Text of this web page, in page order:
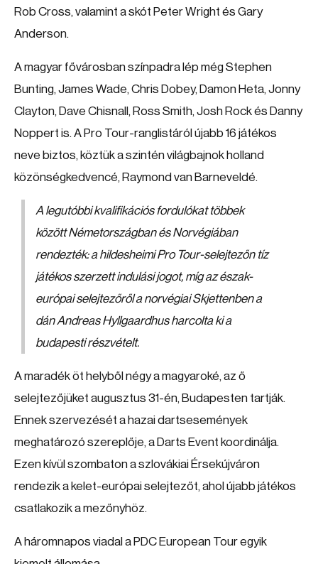
Rob Cross, valamint a skót Peter Wright és Gary
Anderson.
A magyar fővárosban színpadra lép még Stephen
Bunting, James Wade, Chris Dobey, Damon Heta, Jonny
Clayton, Dave Chisnall, Ross Smith, Josh Rock és Danny
Noppert is. A Pro Tour-ranglistáról újabb 16 játékos
neve biztos, köztük a szintén világbajnok holland
közönségkedvencé, Raymond van Barneveldé.
A legutóbbi kvalifikációs fordulókat többek
között Németországban és Norvégiában
rendezték: a hildesheimi Pro Tour-selejtezőn tíz
játékos szerzett indulási jogot, míg az észak-
európai selejtezőről a norvégiai Skjettenben a
dán Andreas Hyllgaardhus harcolta ki a
budapesti részvételt.
A maradék öt helyből négy a magyaroké, az ő
selejtezőjüket augusztus 31-én, Budapesten tartják.
Ennek szervezését a hazai dartsesemények
meghatározó szereplője, a Darts Event koordinálja.
Ezen kívül szombaton a szlovákiai Érsekújváron
rendezik a kelet-európai selejtezőt, ahol újabb játékos
csatlakozik a mezőnyhöz.
A háromnapos viadal a PDC European Tour egyik